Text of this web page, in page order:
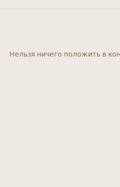
Нельзя ничего положить в